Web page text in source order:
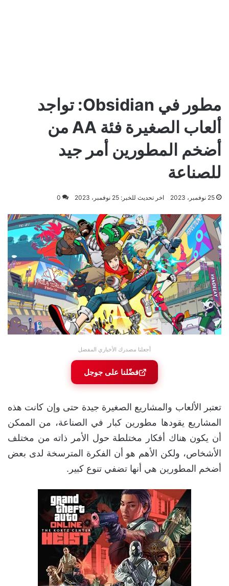
مطور في Obsidian: تواجد
ألعاب الصغيرة فئة AA من
أضخم المطورين أمر جيد
للصناعة
25 نوفمبر، 2023 اخر تحديث للخبر: 25 نوفمبر، 2023 0
أجعلنا مصدرك الأخباري المفضل
فضّلنا على جوجل
تعتبر الألعاب والمشاريع الصغيرة جيدة حتى وإن كانت هذه
المشاريع يقودها مطورين كبار في الصناعة، من الممكن
أن يكون هناك أفكار مختلطة حول الأمر ذاته من مختلف
الأشخاص، ولكن الأهم هو أن الفكرة المترسخة لدى بعض
أضخم المطورين هي أنها تضفي تنوع كبير.